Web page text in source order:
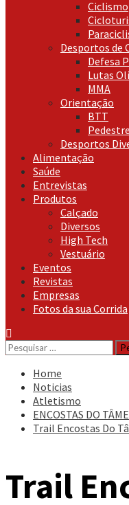
Ciclismo
Desportos de
Defesa
Lutas
MMA
Orientação
BTT
Pedestre
Desportos
Alimentação
Saúde
Entrevistas
Produtos
Calçado
Diversos
High Tech
Vestuário
Eventos
Revistas
Empresas
Fotos da sua Corrida
Pesquisar
por:
Home
Noticias
Atletismo
ENCOSTAS DO
Trail Encostas Do
Trail